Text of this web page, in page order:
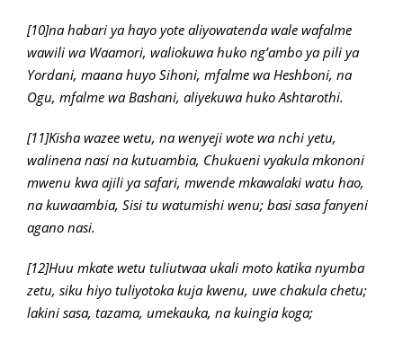
[10]na habari ya hayo yote aliyowatenda wale wafalme
wawili wa Waamori, waliokuwa huko ng’ambo ya pili ya
Yordani, maana huyo Sihoni, mfalme wa Heshboni, na
Ogu, mfalme wa Bashani, aliyekuwa huko Ashtarothi.
[11]Kisha wazee wetu, na wenyeji wote wa nchi yetu,
walinena nasi na kutuambia, Chukueni vyakula mkononi
mwenu kwa ajili ya safari, mwende mkawalaki watu hao,
na kuwaambia, Sisi tu watumishi wenu; basi sasa fanyeni
agano nasi.
[12]Huu mkate wetu tuliutwaa ukali moto katika nyumba
zetu, siku hiyo tuliyotoka kuja kwenu, uwe chakula chetu;
lakini sasa, tazama, umekauka, na kuingia koga;